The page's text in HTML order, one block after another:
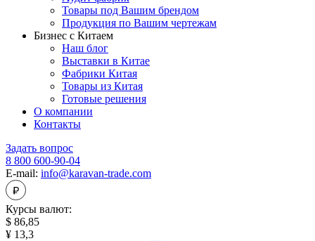
Товары под Вашим брендом
Продукция по Вашим чертежам
Бизнес с Китаем
Наш блог
Выставки в Китае
Фабрики Китая
Товары из Китая
Готовые решения
О компании
Контакты
Задать вопрос
8 800 600-90-04
E-mail: info@karavan-trade.com
Курсы валют:
$ 86,85
¥ 13,3